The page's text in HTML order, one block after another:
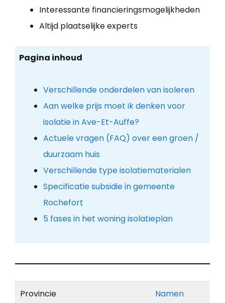
Interessante financieringsmogelijkheden
Altijd plaatselijke experts
Pagina inhoud
Verschillende onderdelen van isoleren
Aan welke prijs moet ik denken voor
isolatie in Ave-Et-Auffe?
Actuele vragen (FAQ) over een groen /
duurzaam huis
Verschillende type isolatiematerialen
Specificatie subsidie in gemeente
Rochefort
5 fases in het woning isolatieplan
Provincie Namen